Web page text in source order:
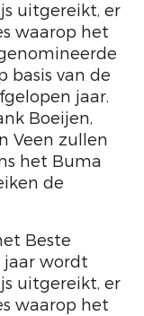
uitgereikt, er
waarop het
basis van de
jaar.
Boeijen,
Veen zullen
het Buma
de
Beste
jaar wordt
uitgereikt, er
waarop het